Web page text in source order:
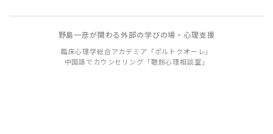
野島一彦が関わる外部の学びの場・心理支援
臨床心理学総合アカデミア「ポルトクオーレ」
中国語でカウンセリング「聴鈴心理相談室」